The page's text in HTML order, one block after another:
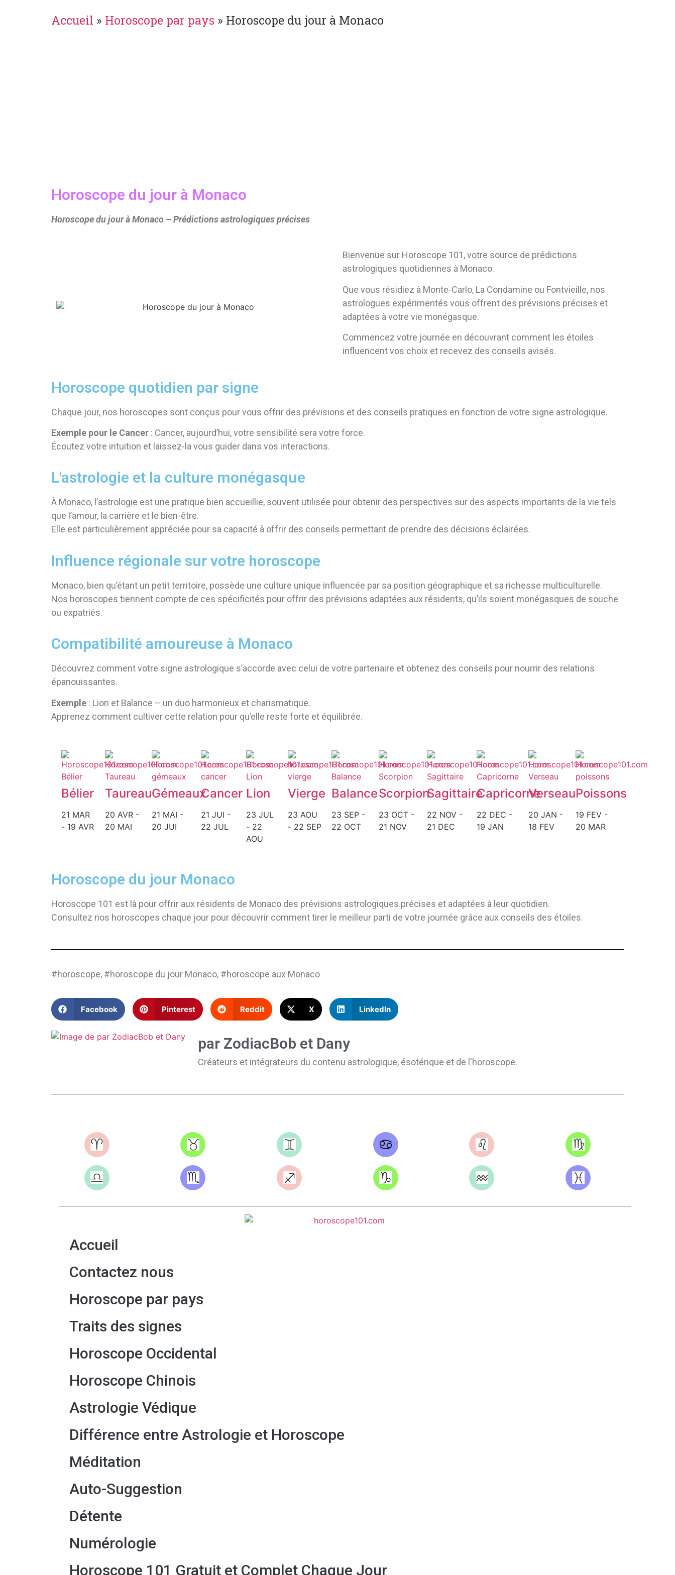
Accueil » Horoscope par pays » Horoscope du jour à Monaco
Horoscope du jour à Monaco
Horoscope du jour à Monaco – Prédictions astrologiques précises
Bienvenue sur Horoscope 101, votre source de prédictions
astrologiques quotidiennes à Monaco.
Que vous résidiez à Monte-Carlo, La Condamine ou Fontvieille, nos
astrologues expérimentés vous offrent des prévisions précises et
adaptées à votre vie monégasque.
Commencez votre journée en découvrant comment les étoiles
influencent vos choix et recevez des conseils avisés.
Horoscope quotidien par signe
Chaque jour, nos horoscopes sont conçus pour vous offrir des prévisions et des conseils pratiques en fonction de votre signe astrologique.
Exemple pour le Cancer : Cancer, aujourd’hui, votre sensibilité sera votre force.
Écoutez votre intuition et laissez-la vous guider dans vos interactions.
L'astrologie et la culture monégasque
À Monaco, l’astrologie est une pratique bien accueillie, souvent utilisée pour obtenir des perspectives sur des aspects importants de la vie tels
que l’amour, la carrière et le bien-être.
Elle est particulièrement appréciée pour sa capacité à offrir des conseils permettant de prendre des décisions éclairées.
Influence régionale sur votre horoscope
Monaco, bien qu’étant un petit territoire, possède une culture unique influencée par sa position géographique et sa richesse multiculturelle.
Nos horoscopes tiennent compte de ces spécificités pour offrir des prévisions adaptées aux résidents, qu’ils soient monégasques de souche
ou expatriés.
Compatibilité amoureuse à Monaco
Découvrez comment votre signe astrologique s’accorde avec celui de votre partenaire et obtenez des conseils pour nourrir des relations
épanouissantes.
Exemple : Lion et Balance – un duo harmonieux et charismatique.
Apprenez comment cultiver cette relation pour qu’elle reste forte et équilibrée.
Bélier
21 MAR
- 19 AVR
Taureau
20 AVR -
20 MAI
Gémeaux
21 MAI -
20 JUI
Cancer
21 JUI -
22 JUL
Lion
23 JUL
- 22
AOU
Vierge
23 AOU
- 22 SEP
Balance
23 SEP -
22 OCT
Scorpion
23 OCT -
21 NOV
Sagittaire
22 NOV -
21 DEC
Capricorne
22 DEC -
19 JAN
Verseau
20 JAN -
18 FEV
Poissons
19 FEV -
20 MAR
Horoscope du jour Monaco
Horoscope 101 est là pour offrir aux résidents de Monaco des prévisions astrologiques précises et adaptées à leur quotidien.
Consultez nos horoscopes chaque jour pour découvrir comment tirer le meilleur parti de votre journée grâce aux conseils des étoiles.
#horoscope, #horoscope du jour Monaco, #horoscope aux Monaco
Facebook Pinterest Reddit X LinkedIn
par ZodiacBob et Dany
Créateurs et intégrateurs du contenu astrologique, ésotérique et de l'horoscope.
Accueil
Contactez nous
Horoscope par pays
Traits des signes
Horoscope Occidental
Horoscope Chinois
Astrologie Védique
Différence entre Astrologie et Horoscope
Méditation
Auto-Suggestion
Détente
Numérologie
Horoscope 101 Gratuit et Complet Chaque Jour